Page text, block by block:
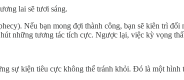
lai sẽ tươi sáng.
Nếu bạn mong đợi thành công, bạn sẽ kiên trì
những tương tác tích cực. Ngược lại, việc kỳ vọng
sự kiện tiêu cực không thể tránh khỏi. Đó là một